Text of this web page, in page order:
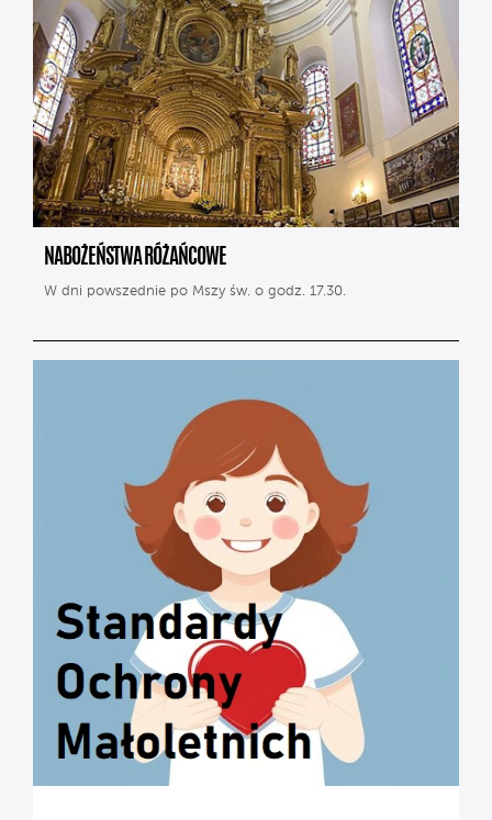
NABOŻEŃSTWA RÓŻAŃCOWE
W dni powszednie po Mszy św. o godz. 17.30.